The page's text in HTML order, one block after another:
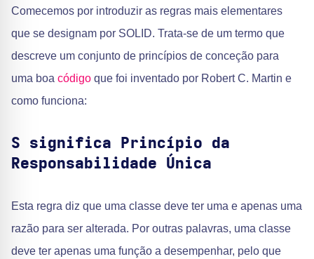
Comecemos por introduzir as regras mais elementares
que se designam por SOLID. Trata-se de um termo que
descreve um conjunto de princípios de conceção para
uma boa código que foi inventado por Robert C. Martin e
como funciona:
S significa Princípio da
Responsabilidade Única
Esta regra diz que uma classe deve ter uma e apenas uma
razão para ser alterada. Por outras palavras, uma classe
deve ter apenas uma função a desempenhar, pelo que